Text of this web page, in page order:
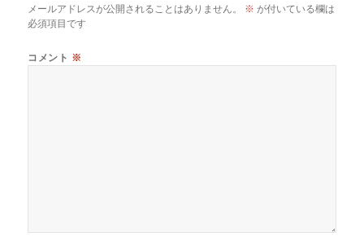
メールアドレスが公開されることはありません。 ※ が付いている欄は
必須項目です
コメント ※